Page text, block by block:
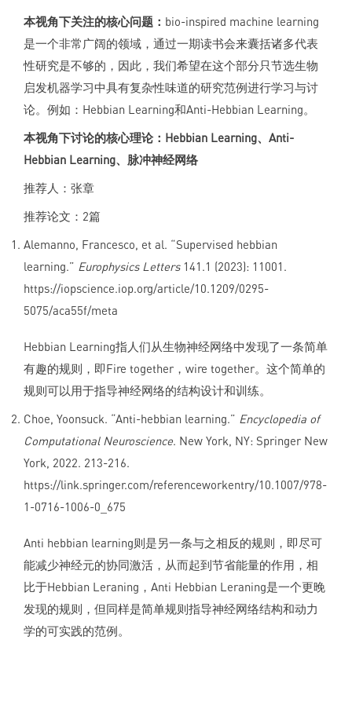
本视角下关注的核心问题： bio-inspired machine learning
是一个非常广阔的领域，通过一期读书会来囊括诸多代表
性研究是不够的，因此，我们希望在这个部分只节选生物
启发机器学习中具有复杂性味道的研究范例进行学习与讨
论。例如：Hebbian Learning和Anti-Hebbian Learning。
本视角下讨论的核心理论：Hebbian Learning、Anti-
Hebbian Learning、 脉冲神经网络
推荐人：张章
推荐论文：2篇
Alemanno, Francesco, et al. “Supervised hebbian
learning.” Europhysics Letters141.1 (2023): 11001.
https://iopscience.iop.org/article/10.1209/0295-
5075/aca55f/meta
Hebbian Learning指人们从生物神经网络中发现了一条简单
有趣的规则，即Fire together，wire together。这个简单的
规则可以用于指导神经网络的结构设计和训练。
Choe, Yoonsuck. “Anti-hebbian learning.” Encyclopedia of
Computational Neuroscience. New York, NY: Springer New
York, 2022. 213-216.
https://link.springer.com/referenceworkentry/10.1007/978-
1-0716-1006-0_675
Anti hebbian learning则是另一条与之相反的规则，即尽可
能减少神经元的协同激活，从而起到节省能量的作用，相
比于Hebbian Leraning，Anti Hebbian Leraning是一个更晚
发现的规则，但同样是简单规则指导神经网络结构和动力
学的可实践的范例。